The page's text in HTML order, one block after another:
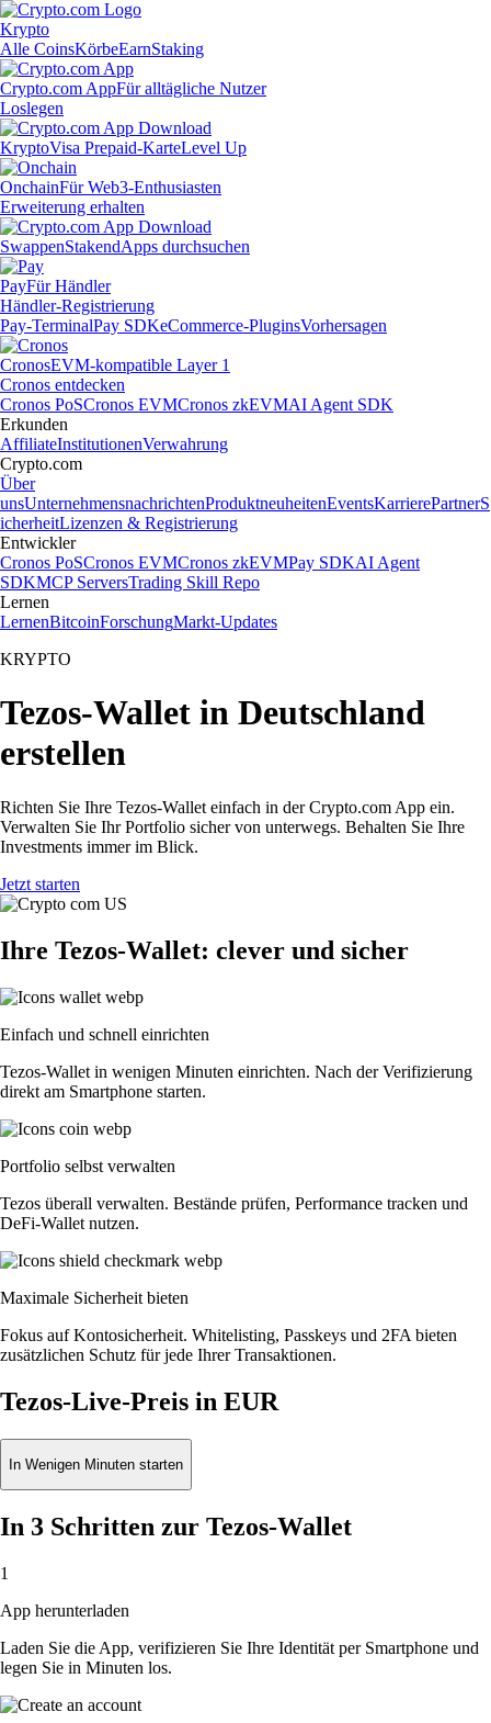
Krypto
Alle CoinsKörbeEarnStaking
Crypto.com AppFür alltägliche Nutzer
Loslegen
KryptoVisa Prepaid-KarteLevel Up
OnchainFür Web3-Enthusiasten
Erweiterung erhalten
SwappenStakendApps durchsuchen
PayFür Händler
Händler-Registrierung
Pay-TerminalPay SDKeCommerce-PluginsVorhersagen
CronosEVM-kompatible Layer 1
Cronos entdecken
Cronos PoSCronos EVMCronos zkEVMAI Agent SDK
Erkunden
AffiliateInstitutionenVerwahrung
Crypto.com
Über
unsUnternehmensnachrichtenProduktneuheitenEventsKarrierePartnerS
icherheitLizenzen & Registrierung
Entwickler
Cronos PoSCronos EVMCronos zkEVMPay SDKAI Agent
SDKMCP ServersTrading Skill Repo
Lernen
LernenBitcoinForschungMarkt-Updates
KRYPTO
Tezos-Wallet in Deutschland
erstellen
Richten Sie Ihre Tezos-Wallet einfach in der Crypto.com App ein.
Verwalten Sie Ihr Portfolio sicher von unterwegs. Behalten Sie Ihre
Investments immer im Blick.
Jetzt starten
Ihre Tezos-Wallet: clever und sicher
Einfach und schnell einrichten
Tezos-Wallet in wenigen Minuten einrichten. Nach der Verifizierung
direkt am Smartphone starten.
Portfolio selbst verwalten
Tezos überall verwalten. Bestände prüfen, Performance tracken und
DeFi-Wallet nutzen.
Maximale Sicherheit bieten
Fokus auf Kontosicherheit. Whitelisting, Passkeys und 2FA bieten
zusätzlichen Schutz für jede Ihrer Transaktionen.
Tezos-Live-Preis in EUR
In Wenigen Minuten starten
In 3 Schritten zur Tezos-Wallet
1
App herunterladen
Laden Sie die App, verifizieren Sie Ihre Identität per Smartphone und
legen Sie in Minuten los.